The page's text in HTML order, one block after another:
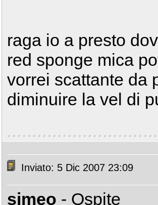
raga io a presto
red sponge mica
vorrei scattante da
diminuire la vel di
Inviato: 5 Dic 2007 23:09
simeo - Ospite